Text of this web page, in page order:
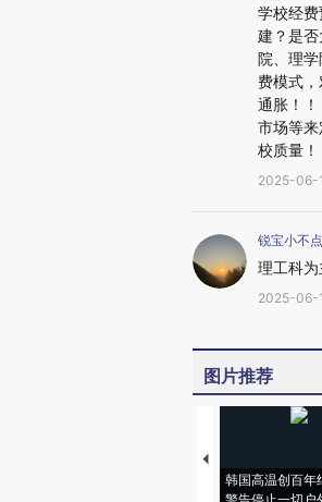
学校经
建？是
院、理
费模式
通胀！
市场等
校质量！
2025-06-
锐宝小不点
理工科为
2025-06-
图片推荐
韩国高温创百年